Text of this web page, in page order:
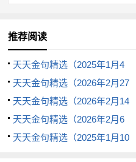
推荐阅读
天天金句精选（2025年1月4
日）
天天金句精选（2026年2月27
日）
天天金句精选（2026年2月14
日）
天天金句精选（2026年2月6
日）
天天金句精选（2025年1月10